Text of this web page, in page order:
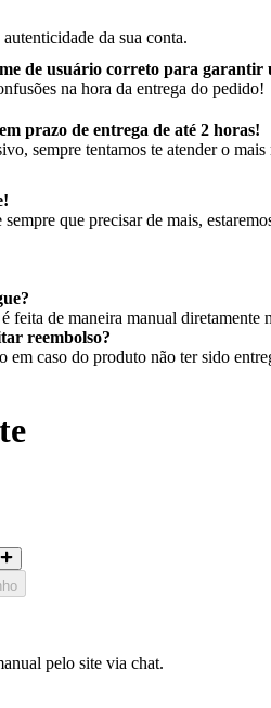
da sua conta.
de usuário correto para garantir
na hora da entrega do pedido!
prazo de entrega de até 2 horas!
sempre tentamos te atender o
que precisar de mais,
feita de maneira manual diretamente
reembolso?
caso do produto não ter sido
pelo site via chat.